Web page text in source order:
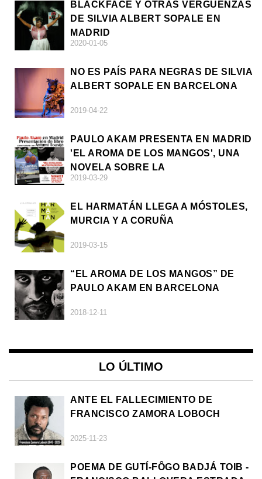
BLACKFACE Y OTRAS VERGÜENZAS
DE SILVIA ALBERT SOPALE EN
MADRID
2020-01-05
NO ES PAÍS PARA NEGRAS DE SILVIA
ALBERT SOPALE EN BARCELONA
2019-04-22
PAULO AKAM PRESENTA EN MADRID
'EL AROMA DE LOS MANGOS', UNA
NOVELA SOBRE LA
AFRODESCENDENCIA
2019-03-29
EL HARMATÁN LLEGA A MÓSTOLES,
MURCIA Y A CORUÑA
2019-03-15
“EL AROMA DE LOS MANGOS” DE
PAULO AKAM EN BARCELONA
2018-12-11
LO ÚLTIMO
ANTE EL FALLECIMIENTO DE
FRANCISCO ZAMORA LOBOCH
2025-11-23
POEMA DE GUTÍ-FÔGO BADJÁ TOIB -